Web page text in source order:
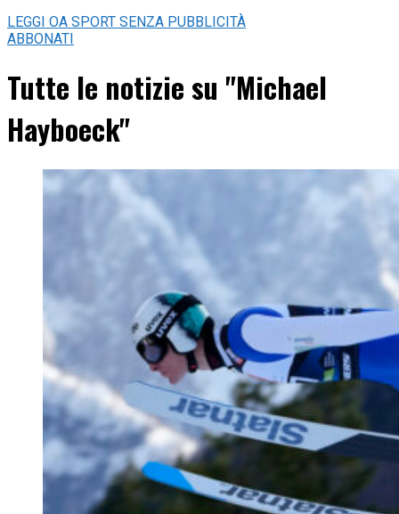
LEGGI OA SPORT SENZA PUBBLICITÀ
ABBONATI
Tutte le notizie su "Michael
Hayboeck"